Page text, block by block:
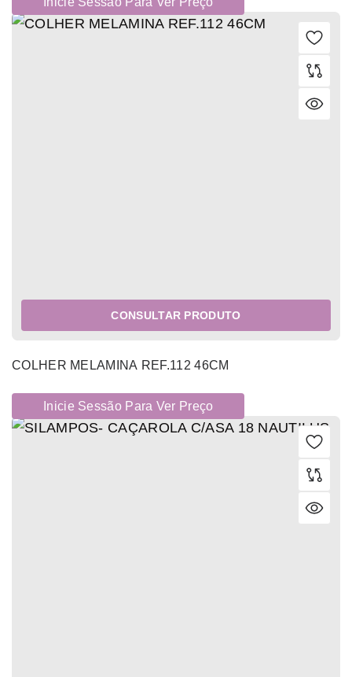
CONSULTAR PRODUTO
COLHER MELAMINA REF.112 46CM
Inicie Sessão Para Ver Preço